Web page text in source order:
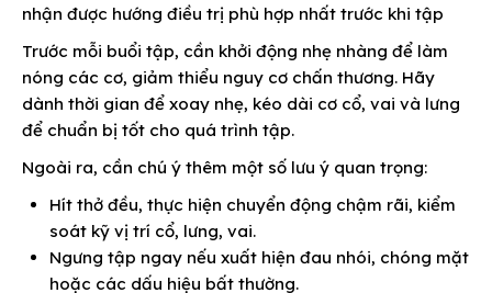
nhận được hướng điều trị phù hợp nhất trước khi tập
Trước mỗi buổi tập, cần khởi động nhẹ nhàng để làm
nóng các cơ, giảm thiểu nguy cơ chấn thương. Hãy
dành thời gian để xoay nhẹ, kéo dài cơ cổ, vai và lưng
để chuẩn bị tốt cho quá trình tập.
Ngoài ra, cần chú ý thêm một số lưu ý quan trọng:
Hít thở đều, thực hiện chuyển động chậm rãi, kiểm
soát kỹ vị trí cổ, lưng, vai.
Ngưng tập ngay nếu xuất hiện đau nhói, chóng mặt
hoặc các dấu hiệu bất thường.